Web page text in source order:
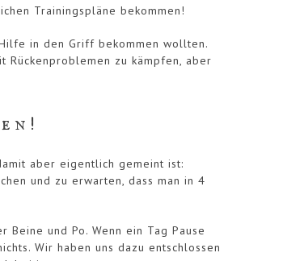
Trainingspläne bekommen!
in den Griff bekommen wollten.
zu kämpfen, aber
aber eigentlich gemeint ist:
und zu erwarten, dass man in 4
und Po. Wenn ein Tag Pause
Wir haben uns dazu entschlossen